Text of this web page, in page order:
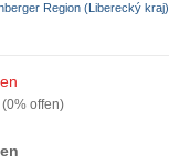
Region (Liberecký kraj)
(0% offen)